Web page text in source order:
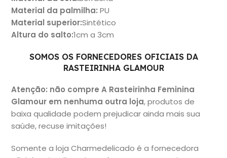
Material da palmilha: PU
Material superior:Sintético
Altura do salto:1cm a 3cm
SOMOS OS FORNECEDORES OFICIAIS DA
RASTEIRINHA GLAMOUR
Atenção: não compre A Rasteirinha Feminina
Glamour em nenhuma outra loja, produtos de
baixa qualidade podem prejudicar ainda mais sua
saúde, recuse imitações!
Somente a loja Charmedelicado é a fornecedora